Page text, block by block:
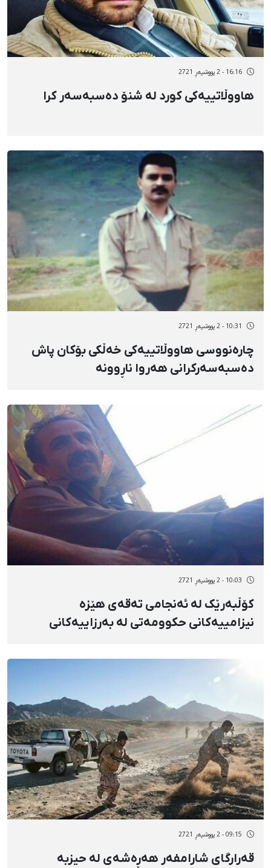
16:16 - 2 پووشپەڕ 2721
هاووڵاتییەکی کورد لە شنۆ دەسبەسەر کرا
10:31 - 2 پووشپەڕ 2721
چارەنووسی هاووڵاتییەکی خەڵکی بۆکان پاش
دەسبەسەرکرانی هەروا ناڕوونە
10:03 - 2 پووشپەڕ 2721
کۆڵبەرێک لە ئەنجامی تەقەی هێزە
نیزامییەکانی حکوومەتی لە بەرزاییەکانی
09:15 - 2 پووشپەڕ 2721
قەرارگای شارامفەر هەڕەشەی لە حیزبە